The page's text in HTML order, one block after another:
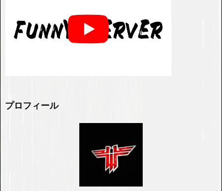
プロフィール